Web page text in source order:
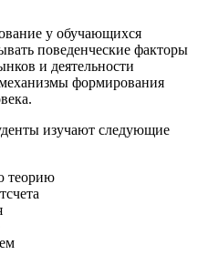
у обучающихся
поведенческие факторы
и деятельности
формирования
изучают следующие
теорию